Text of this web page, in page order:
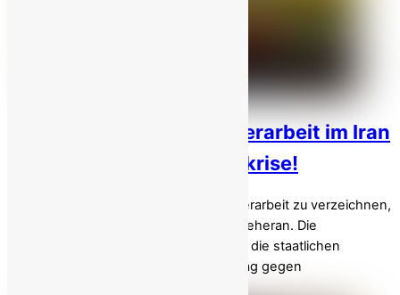
Starker Anstieg der Kinderarbeit im Iran
inmitten der Wirtschaftskrise!
Im Iran ist ein starker Anstieg der Kinderarbeit zu verzeichnen,
insbesondere in Ballungszentren wie Teheran. Die
wirtschaftliche Not verschärft sich, und die staatlichen
Schutzsysteme schwächeln. Am Welttag gegen